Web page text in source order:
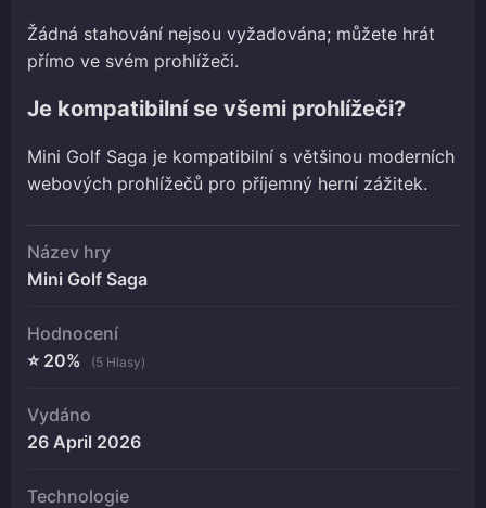
Žádná stahování nejsou vyžadována; můžete hrát
přímo ve svém prohlížeči.
Je kompatibilní se všemi prohlížeči?
Mini Golf Saga je kompatibilní s většinou moderních
webových prohlížečů pro příjemný herní zážitek.
Název hry
Mini Golf Saga
Hodnocení
⭐ 20%
(5 Hlasy)
Vydáno
26 April 2026
Technologie